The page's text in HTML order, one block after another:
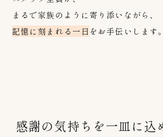
まるで家族のように寄り添いながら、
記憶に刻まれる一日 をお手伝いします。
感謝の気持ちを一皿に込